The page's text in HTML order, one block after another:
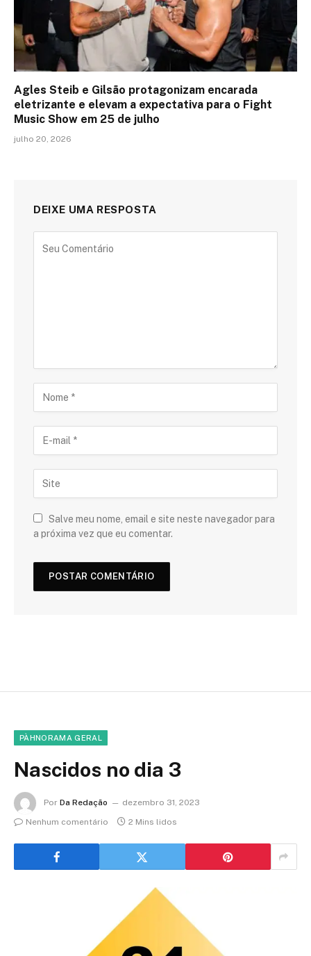
Agles Steib e Gilsão protagonizam encarada
eletrizante e elevam a expectativa para o Fight
Music Show em 25 de julho
julho 20, 2026
DEIXE UMA RESPOSTA
Salve meu nome, email e site neste navegador para
a próxima vez que eu comentar.
PÀHNORAMA GERAL
Nascidos no dia 3
Por Da Redação
dezembro 31, 2023
Nenhum comentário
2 Mins lidos